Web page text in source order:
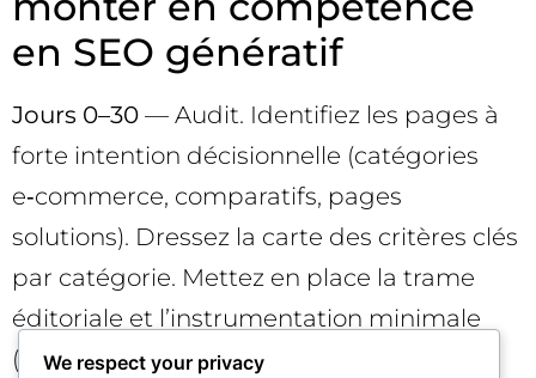
en SEO génératif
Jours 0–30 — Audit. Identifiez les pages à
forte intention décisionnelle (catégories
e‑commerce, comparatifs, pages
solutions). Dressez la carte des critères clés
par catégorie. Mettez en place la trame
éditoriale et l’instrumentation minimale
(tags, dashboards, suivi qualitatif des
We respect your privacy